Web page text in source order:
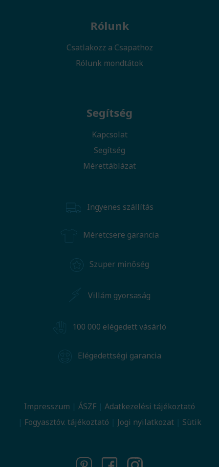
Rólunk
Csatlakozz a Csapathoz
Rólunk mondtátok
Segítség
Kapcsolat
Segítség
Mérettáblázat
Ingyenes szállítás
Méretcsere garancia
Szuper minőség
Villám gyorsaság
100 000 elégedett vásárló
Elégedettségi garancia
Impresszum ÁSZF
Adatkezelési tájékoztató
Fogyasztóv. tájékoztató
Jogi nyilatkozat Sütik